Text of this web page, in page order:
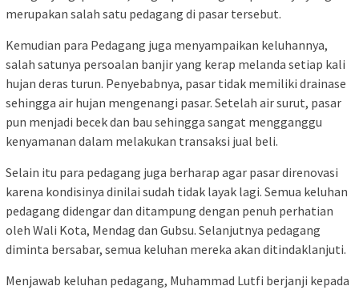
merupakan salah satu pedagang di pasar tersebut.
Kemudian para Pedagang juga menyampaikan keluhannya,
salah satunya persoalan banjir yang kerap melanda setiap kali
hujan deras turun. Penyebabnya, pasar tidak memiliki drainase
sehingga air hujan mengenangi pasar. Setelah air surut, pasar
pun menjadi becek dan bau sehingga sangat mengganggu
kenyamanan dalam melakukan transaksi jual beli.
Selain itu para pedagang juga berharap agar pasar direnovasi
karena kondisinya dinilai sudah tidak layak lagi. Semua keluhan
pedagang didengar dan ditampung dengan penuh perhatian
oleh Wali Kota, Mendag dan Gubsu. Selanjutnya pedagang
diminta bersabar, semua keluhan mereka akan ditindaklanjuti.
Menjawab keluhan pedagang, Muhammad Lutfi berjanji kepada